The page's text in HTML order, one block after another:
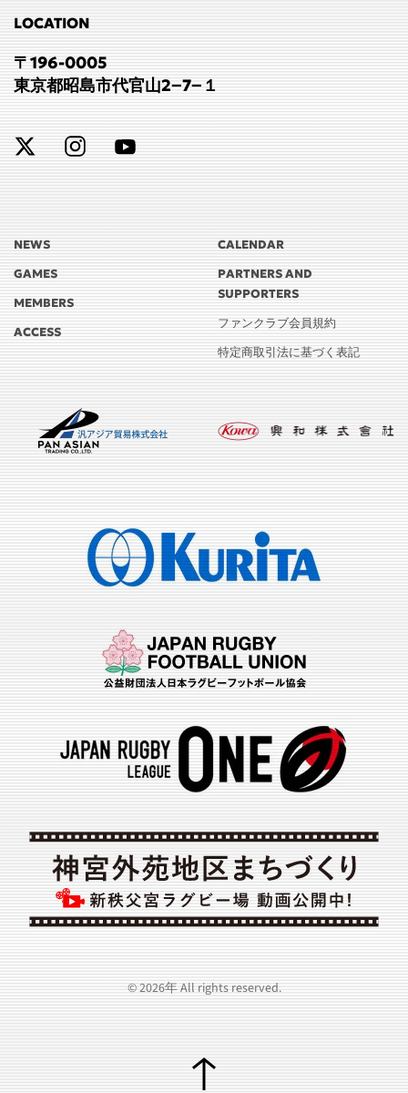
LOCATION
〒196-0005
東京都昭島市代官山2−7−１
NEWS
GAMES
MEMBERS
ACCESS
CALENDAR
PARTNERS AND
SUPPORTERS
ファンクラブ会員規約
特定商取引法に基づく表記
©2026年All rights reserved.